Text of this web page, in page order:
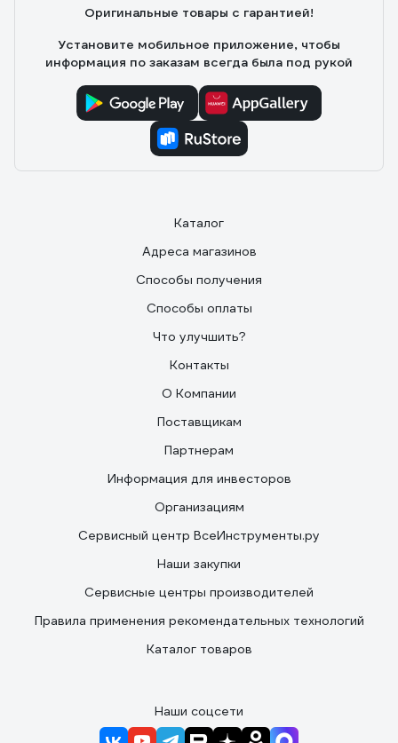
Оригинальные товары с гарантией!
Установите мобильное приложение, чтобы
информация по заказам всегда была под рукой
Каталог
Адреса магазинов
Способы получения
Способы оплаты
Что улучшить?
Контакты
О Компании
Поставщикам
Партнерам
Информация для инвесторов
Организациям
Сервисный центр ВсеИнструменты.ру
Наши закупки
Сервисные центры производителей
Правила применения рекомендательных технологий
Каталог товаров
Наши соцсети